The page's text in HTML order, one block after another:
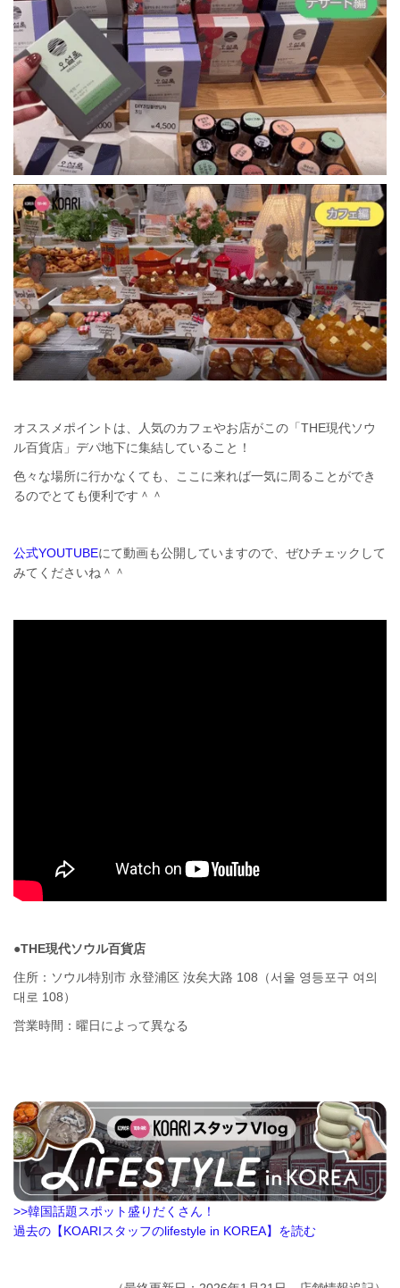
オススメポイントは、人気のカフェやお店がこの「THE現代ソウ
ル百貨店」デパ地下に集結していること！
色々な場所に行かなくても、ここに来れば一気に周ることができ
るのでとても便利です＾＾
公式YOUTUBEにて動画も公開していますので、ぜひチェックして
みてくださいね＾＾
●THE現代ソウル百貨店
住所：ソウル特別市 永登浦区 汝矣大路 108（서울 영등포구 여의
대로 108）
営業時間：曜日によって異なる
>>韓国話題スポット盛りだくさん！
過去の【KOARIスタッフのlifestyle in KOREA】を読む